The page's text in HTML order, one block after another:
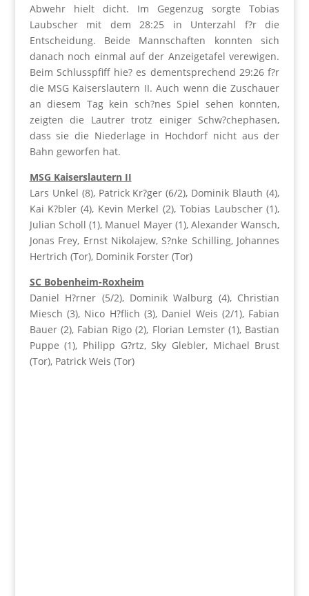
Abwehr hielt dicht. Im Gegenzug sorgte Tobias
Laubscher mit dem 28:25 in Unterzahl f?r die
Entscheidung. Beide Mannschaften konnten sich
danach noch einmal auf der Anzeigetafel verewigen.
Beim Schlusspfiff hie? es dementsprechend 29:26 f?r
die MSG Kaiserslautern II. Auch wenn die Zuschauer
an diesem Tag kein sch?nes Spiel sehen konnten,
zeigten die Lautrer trotz einiger Schw?chephasen,
dass sie die Niederlage in Hochdorf nicht aus der
Bahn geworfen hat.
MSG Kaiserslautern II
Lars Unkel (8), Patrick Kr?ger (6/2), Dominik Blauth (4),
Kai K?bler (4), Kevin Merkel (2), Tobias Laubscher (1),
Julian Scholl (1), Manuel Mayer (1), Alexander Wansch,
Jonas Frey, Ernst Nikolajew, S?nke Schilling, Johannes
Hertrich (Tor), Dominik Forster (Tor)
SC Bobenheim-Roxheim
Daniel H?rner (5/2), Dominik Walburg (4), Christian
Miesch (3), Nico H?flich (3), Daniel Weis (2/1), Fabian
Bauer (2), Fabian Rigo (2), Florian Lemster (1), Bastian
Puppe (1), Philipp G?rtz, Sky Glebler, Michael Brust
(Tor), Patrick Weis (Tor)